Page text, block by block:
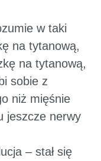
w taki
na tytanową,
na tytanową,
sobie z
niż mięśnie
jeszcze nerwy
– stał się